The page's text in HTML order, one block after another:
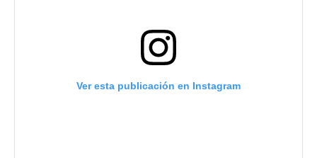
Ver esta publicación en Instagram